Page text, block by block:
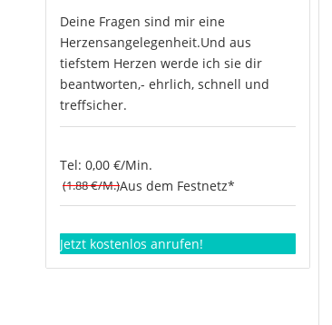
Deine Fragen sind mir eine
Herzensangelegenheit.Und aus
tiefstem Herzen werde ich sie dir
beantworten,- ehrlich, schnell und
treffsicher.
Tel: 0,00 €/Min.
(1.88 €/M.)Aus dem Festnetz*
Jetzt kostenlos anrufen!